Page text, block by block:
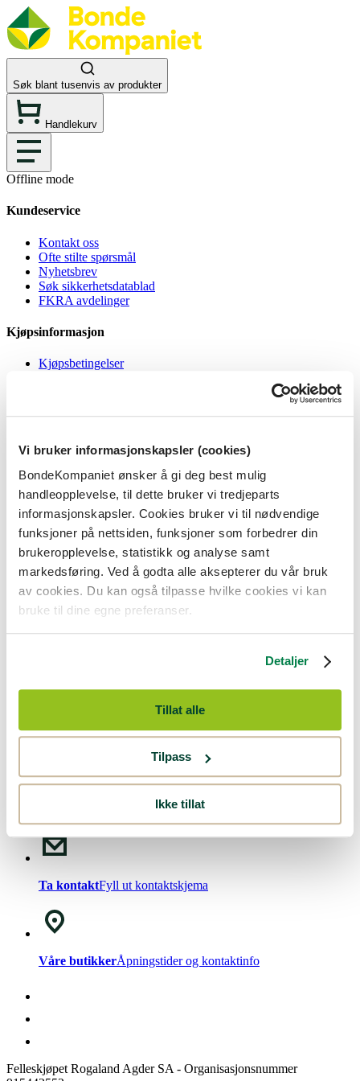
Vi bruker informasjonskapsler (cookies)
BondeKompaniet ønsker å gi deg best mulig
handleopplevelse, til dette bruker vi tredjeparts
informasjonskapsler. Cookies bruker vi til nødvendige
funksjoner på nettsiden, funksjoner som forbedrer din
brukeropplevelse, statistikk og analyse samt
markedsføring. Ved å godta alle aksepterer du vår bruk
av cookies. Du kan også tilpasse hvilke cookies vi kan
bruke til dine egne preferanser.
Detaljer
Tillat alle
Tilpass
Ikke tillat
Søk blant tusenvis av produkter
Handlekurv
Offline mode
Kundeservice
Kontakt oss
Ofte stilte spørsmål
Nyhetsbrev
Søk sikkerhetsdatablad
FKRA avdelinger
Kjøpsinformasjon
Kjøpsbetingelser
Informasjonskapsler
BondeKompaniet
Våre butikker
Presse
Ledige stillinger
Bonde og bedriftskunde
BondeKompaniet erFelleskjøpet Rogaland Agdersitt butikkonsept
BondeKompaniet har det du trenger av praktisk utstyr, reparasjon og
gode råd innenfor hus og hage, fritid, kjæledyr og landbruk.
Nyhetsbrev!Meld deg på vårtnyhetsbrev.
Mandag - Fredag kl. 08-15
Ta kontaktFyll ut kontaktskjema
Våre butikkerÅpningstider og kontaktinfo
Felleskjøpet Rogaland Agder SA - Organisasjonsnummer